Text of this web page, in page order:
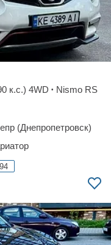
к.с.) 4WD • Nismo RS
(Днепропетровск)